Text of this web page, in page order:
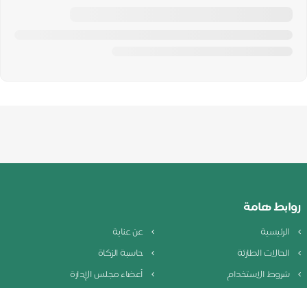
روابط هامة
الرئيسية
عن عناية
الحالات الطارئة
حاسبة الزكاة
شروط الاستخدام
أعضاء مجلس الإدارة